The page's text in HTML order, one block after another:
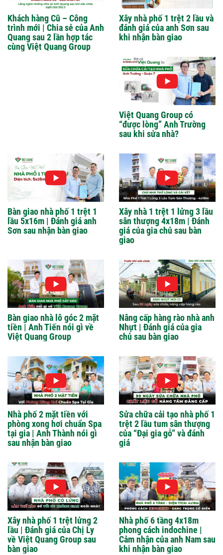
Khách hàng Cũ – Công
trình mới | Chia sẻ của Anh
Quang sau 2 lần hợp tác
cùng Việt Quang Group
Xây nhà phố 1 trệt 2 lầu và
đánh giá của anh Sơn sau
khi nhận bàn giao
Việt Quang Group có
“được lòng” Anh Trường
sau khi sửa nhà?
Bàn giao nhà phố 1 trệt 1
lầu 5x16m | Đánh giá anh
Sơn sau nhận bàn giao
Xây nhà 1 trệt 1 lửng 3 lầu
sân thượng 4x18m | Đánh
giá của gia chủ sau bàn
giao
Bàn giao nhà lô góc 2 mặt
tiền | Anh Tiến nói gì về
Việt Quang Group
Nâng cấp hàng rào nhà anh
Nhựt | Đánh giá của gia
chủ sau bàn giao
Nhà phố 2 mặt tiền với
phòng xong hơi chuẩn Spa
tại gia | Anh Thành nói gì
sau nhận bàn giao
Sửa chữa cải tạo nhà phố 1
trệt 2 lầu tum sân thượng
của “Đại gia gỗ” và đánh
giá
Xây nhà phố 1 trệt lửng 2
lầu | Đánh giá của Chị Ly
về Việt Quang Group sau
bàn giao
Nhà phố 6 tầng 4x18m
phong cách indochine |
Cảm nhận của anh Nam sau
khi nhận bàn giao